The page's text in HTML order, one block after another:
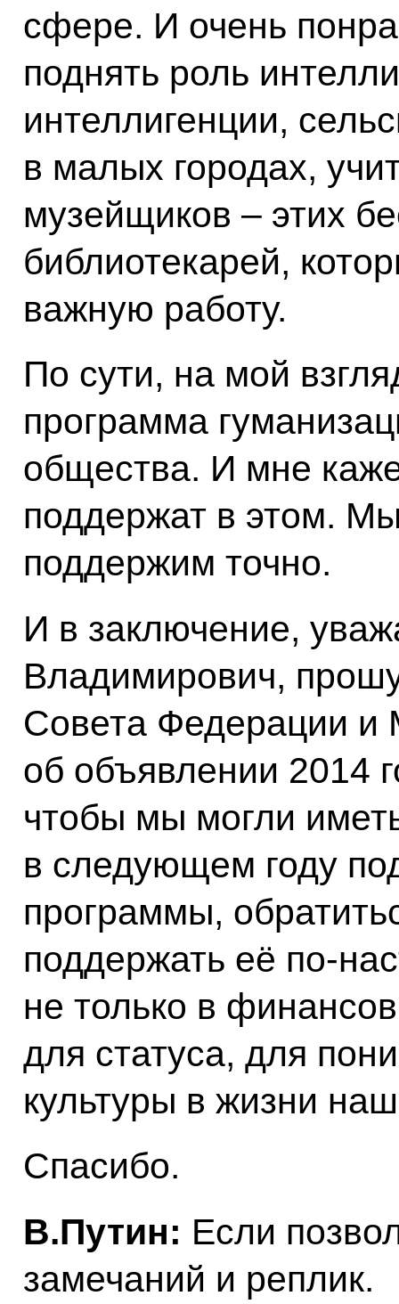
сфере. И очень
поднять роль
интеллигенции,
в малых городах,
музейщиков – этих
библиотекарей,
важную работу.
По сути, на мой
программа
общества. И мне
поддержат в этом.
поддержим точно.
И в заключение,
Владимирович,
Совета Федерации и
об объявлении 2014
чтобы мы могли
в следующем году
программы,
поддержать её
не только в
для статуса, для
культуры в жизни
Спасибо.
В.Путин: Если
замечаний и реплик.